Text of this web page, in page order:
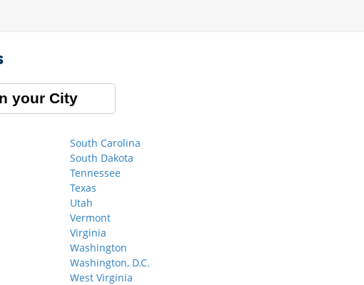
your City
South Carolina
South Dakota
Tennessee
Texas
Utah
Vermont
Virginia
Washington
Washington, D.C.
West Virginia